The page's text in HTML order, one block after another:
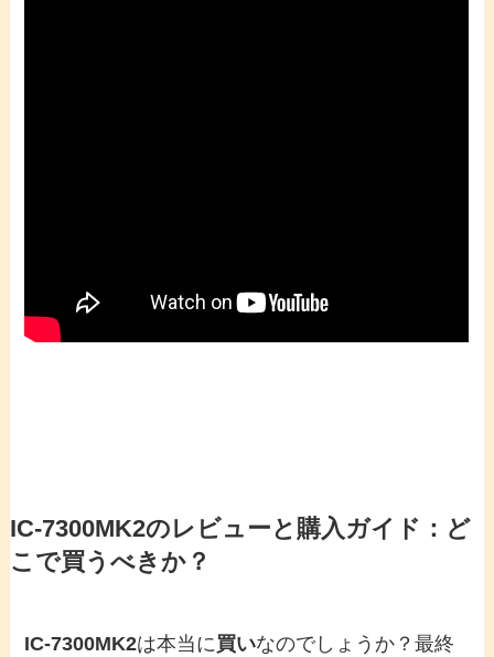
IC-7300MK2のレビューと購入ガイド：ど
こで買うべきか？
IC-7300MK2は本当に買いなのでしょうか？最終